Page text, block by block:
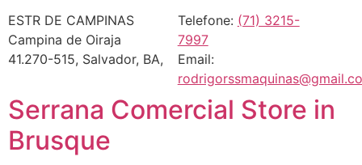
ESTR DE CAMPINAS
Campina de Oiraja
41.270-515, Salvador, BA,
Telefone: (71) 3215-
7997
Email:
Serrana Comercial Store in
Brusque